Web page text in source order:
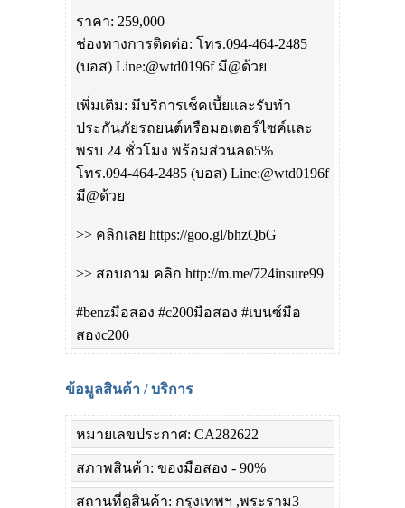
ราคา: 259,000
ช่องทางการติดต่อ: โทร.094-464-2485
(บอส) Line:@wtd0196f มี@ด้วย
เพิ่มเติม: มีบริการเช็คเบี้ยและรับทำ
ประกันภัยรถยนต์หรือมอเตอร์ไซค์และ
พรบ 24 ชั่วโมง พร้อมส่วนลด5%
โทร.094-464-2485 (บอส) Line:@wtd0196f
มี@ด้วย
>> คลิกเลย https://goo.gl/bhzQbG
>> สอบถาม คลิก http://m.me/724insure99
#benzมือสอง #c200มือสอง #เบนซ์มือ
สองc200
ข้อมูลสินค้า / บริการ
หมายเลขประกาศ: CA282622
สภาพสินค้า: ของมือสอง - 90%
สถานที่ดูสินค้า: กรุงเทพฯ ,พระราม3